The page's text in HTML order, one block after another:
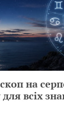
на
всіх